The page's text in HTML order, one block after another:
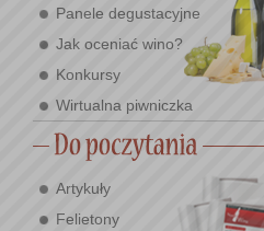
Panele degustacyjne
Jak oceniać wino?
Konkursy
Wirtualna piwniczka
Artykuły
Felietony